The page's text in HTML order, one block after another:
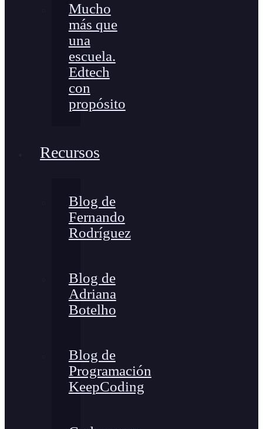
Mucho
más que
una
escuela.
Edtech
con
propósito
Recursos
Blog de
Fernando
Rodríguez
Blog de
Adriana
Botelho
Blog de
Programación
KeepCoding